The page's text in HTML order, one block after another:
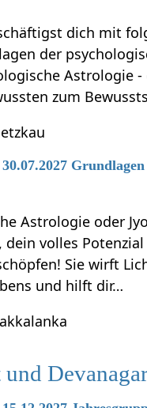
dich mit
der
Astrologie -
zum
Astrologie oder
dein volles
Sie wirft
und hilft dir…
und